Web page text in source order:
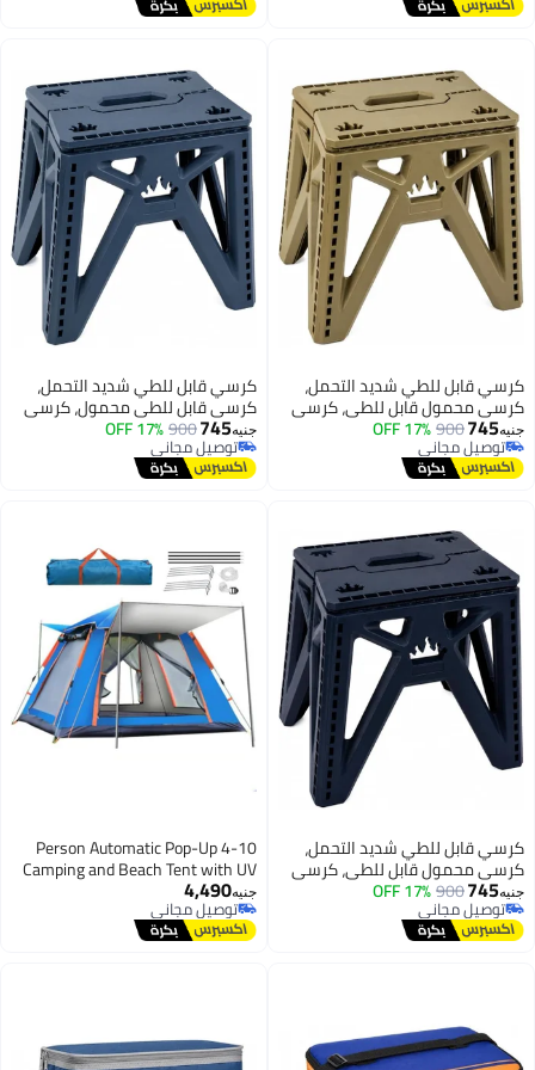
كرسي قابل للطي شديد التحمل،
كرسي محمول قابل للطي، كرسي
متعدد الاستخدامات بلاستيكي مانع
للانزلاق، مقعد قابل للطي صغير
الحجم للمطبخ والحمام والتخييم
والخارجي اليومي (المقهى).
جنيه745
900
17% OFF
توصيل مجاني
توصيل مجاني
كرسي قابل للطي شديد التحمل،
كرسي قابل للطي محمول، كرسي
متعدد الاستخدامات بلاستيكي مانع
للانزلاق، مقعد قابل للطي صغير
الحجم للمطبخ والحمام والتخييم
جنيه745
900
17% OFF
توصيل مجاني
توصيل مجاني
كرسي قابل للطي شديد التحمل،
كرسي محمول قابل للطي، كرسي
متعدد الاستخدامات بلاستيكي مانع
للانزلاق، مقعد قابل للطي صغير
الحجم للمطبخ والحمام والتخييم
جنيه745
900
17% OFF
توصيل مجاني
توصيل مجاني
4-10 Person Automatic Pop-Up
Camping and Beach Tent with UV
Protection - Blue
جنيه4,490
توصيل مجاني
توصيل مجاني